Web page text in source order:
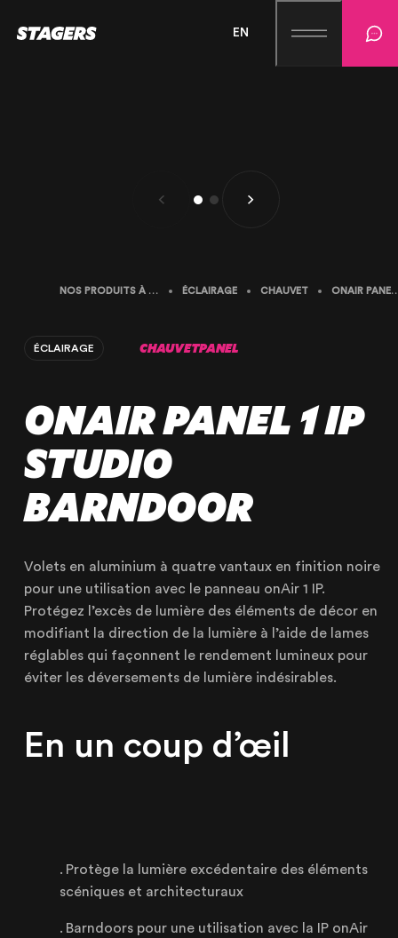
EN
NOTRE ENTREPRISE
NOS EXPERTISES
NOS PRODUITS À LOUER
Lille
NOS PRODUITS À LA LOCATION ÉCLAIRAGE CHAUVET ONAIR PANEL 1 IP
ÉCLAIRAGE CHAUVETPANEL
ONAIR PANEL 1 IP
STUDIO
BARNDOOR
Volets en aluminium à quatre vantaux en finition noire
pour une utilisation avec le panneau onAir 1 IP.
Protégez l’excès de lumière des éléments de décor en
modifiant la direction de la lumière à l’aide de lames
réglables qui façonnent le rendement lumineux pour
éviter les déversements de lumière indésirables.
En un coup d’œil
Protège la lumière excédentaire des éléments
scéniques et architecturaux
Barndoors pour une utilisation avec la IP onAir